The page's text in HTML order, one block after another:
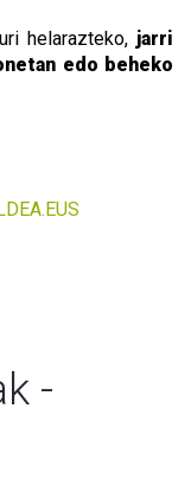
helarazteko, jarri
edo beheko
-